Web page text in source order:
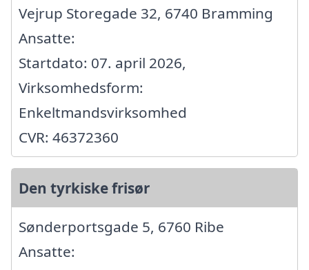
Vejrup Storegade 32, 6740 Bramming
Ansatte:
Startdato: 07. april 2026,
Virksomhedsform:
Enkeltmandsvirksomhed
CVR: 46372360
Den tyrkiske frisør
Sønderportsgade 5, 6760 Ribe
Ansatte: